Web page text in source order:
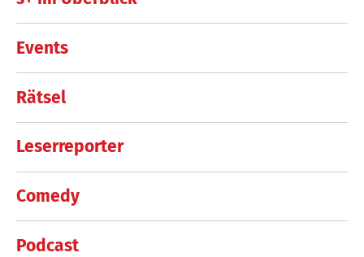
Events
Rätsel
Leserreporter
Comedy
Podcast